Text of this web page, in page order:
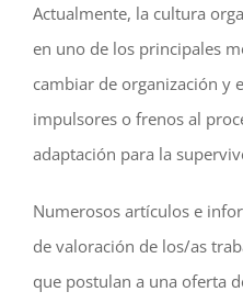
Actualmente, la cultura
en uno de los principales
cambiar de organización y
impulsores o frenos al
adaptación para la
Numerosos artículos e
de valoración de los/as
que postulan a una oferta